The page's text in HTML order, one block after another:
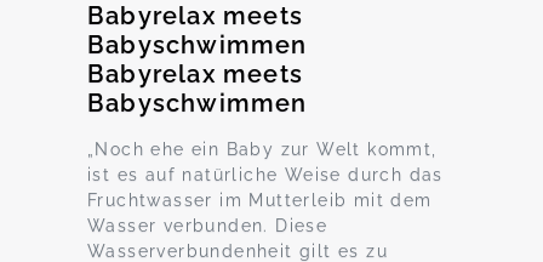
Babyrelax meets
Babyschwimmen
Babyrelax meets
Babyschwimmen
„Noch ehe ein Baby zur Welt kommt,
ist es auf natürliche Weise durch das
Fruchtwasser im Mutterleib mit dem
Wasser verbunden. Diese
Wasserverbundenheit gilt es zu